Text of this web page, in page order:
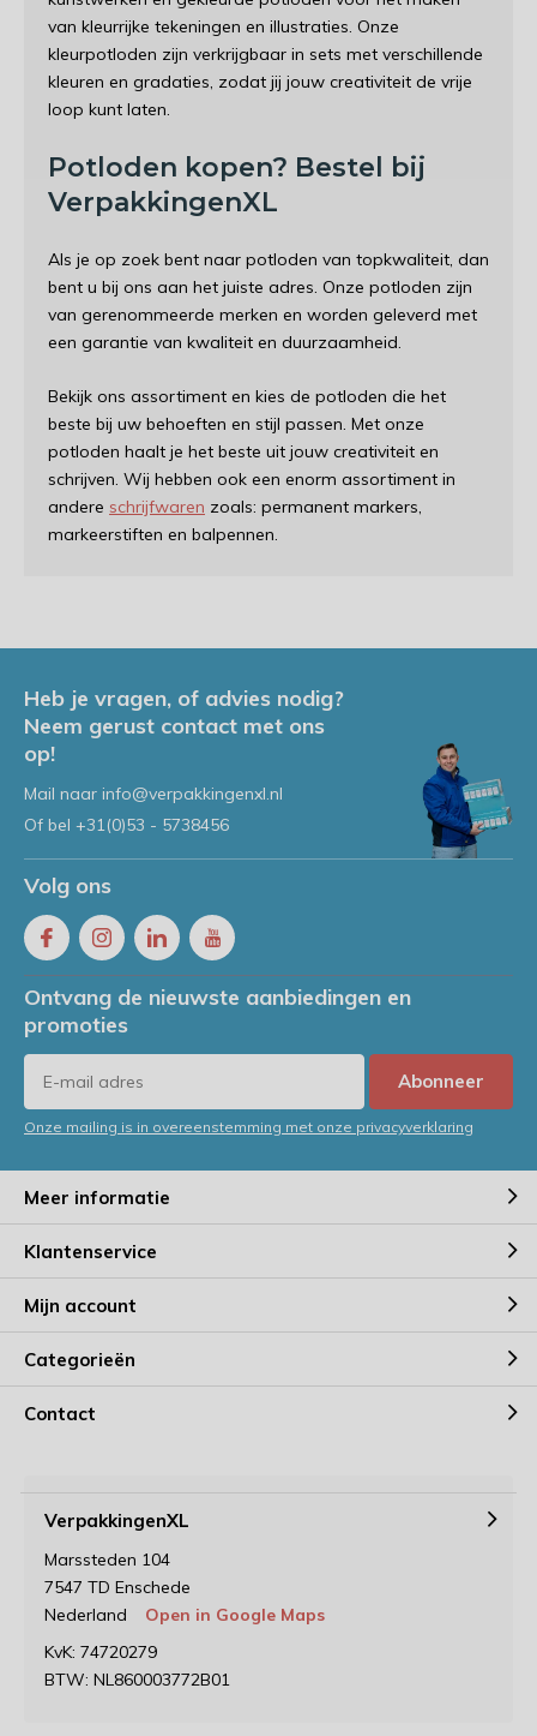
van kleurrijke tekeningen en illustraties. Onze
kleurpotloden zijn verkrijgbaar in sets met verschillende
kleuren en gradaties, zodat jij jouw creativiteit de vrije
loop kunt laten.
Potloden kopen? Bestel bij
VerpakkingenXL
Als je op zoek bent naar potloden van topkwaliteit, dan
bent u bij ons aan het juiste adres. Onze potloden zijn
van gerenommeerde merken en worden geleverd met
een garantie van kwaliteit en duurzaamheid.
Bekijk ons assortiment en kies de potloden die het
beste bij uw behoeften en stijl passen. Met onze
potloden haalt je het beste uit jouw creativiteit en
schrijven. Wij hebben ook een enorm assortiment in
andere schrijfwaren zoals: permanent markers,
markeerstiften en balpennen.
Heb je vragen, of advies nodig?
Neem gerust contact met ons
op!
Mail naar info@verpakkingenxl.nl
Of bel +31(0)53 - 5738456
Volg ons
Ontvang de nieuwste aanbiedingen en
promoties
Abonneer
Onze mailing is in overeenstemming met onze privacyverklaring
Meer informatie
Klantenservice
Mijn account
Categorieën
Contact
VerpakkingenXL
Marssteden 104
7547 TD Enschede
Nederland
Open in Google Maps
KvK: 74720279
BTW: NL860003772B01